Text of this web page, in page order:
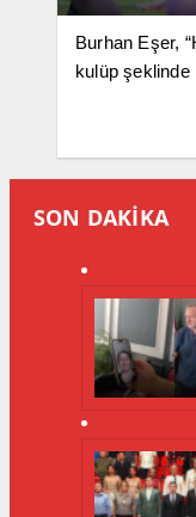
Burhan Eşer,
kulüp şeklinde
SON DAKİKA